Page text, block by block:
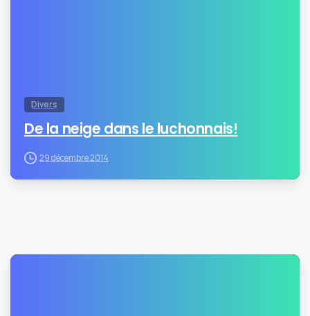
Divers
De la neige dans le luchonnais!
29 décembre 2014